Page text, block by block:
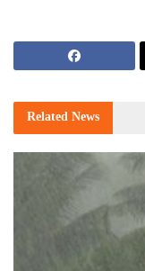
Related News